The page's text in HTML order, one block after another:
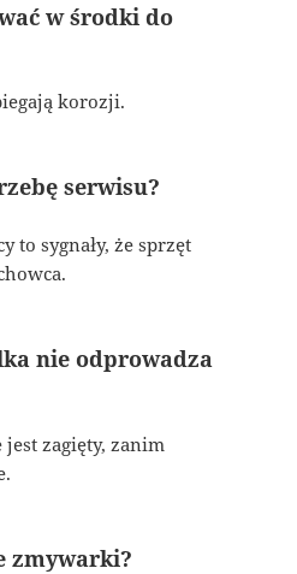
w środki do
korozji.
serwisu?
to sygnały, że sprzęt
nie odprowadza
zagięty, zanim
zmywarki?